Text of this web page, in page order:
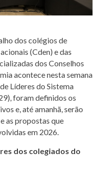
dos colégios de
(Cden) e das
dos Conselhos
acontece nesta semana
Líderes do Sistema
foram definidos os
e, até amanhã, serão
as propostas que
em 2026.
dos colegiados do